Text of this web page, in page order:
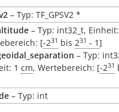
– Typ: TF_GPSV2 *
– Typ: int32_t,
[-231 bis 231 - 1]
– Typ:
1 cm, Wertebereich: [-231
– Typ: int